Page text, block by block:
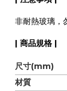
非耐熱玻璃，
| 商品規格 |
尺寸(mm)
材質